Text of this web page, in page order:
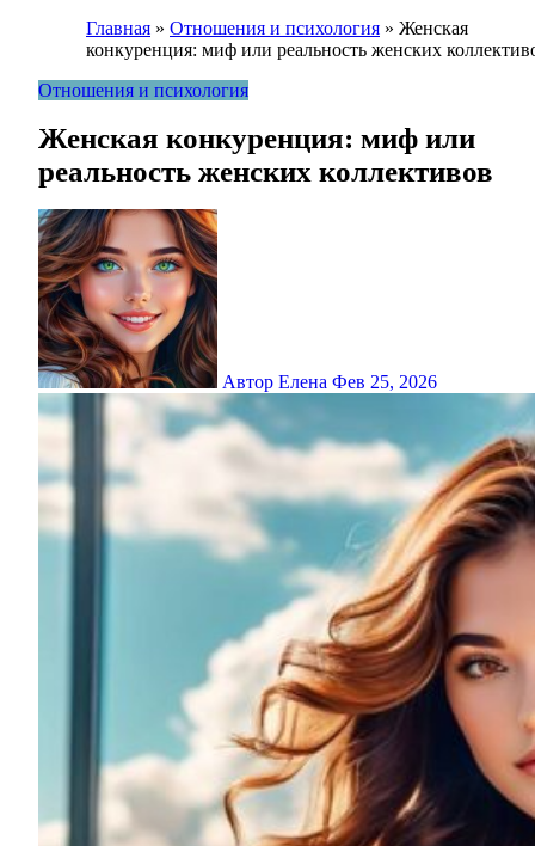
Главная » Отношения и психология » Женская
конкуренция: миф или реальность женских
Отношения и психология
Женская конкуренция: миф или
реальность женских коллективов
Автор Елена Фев 25, 2026